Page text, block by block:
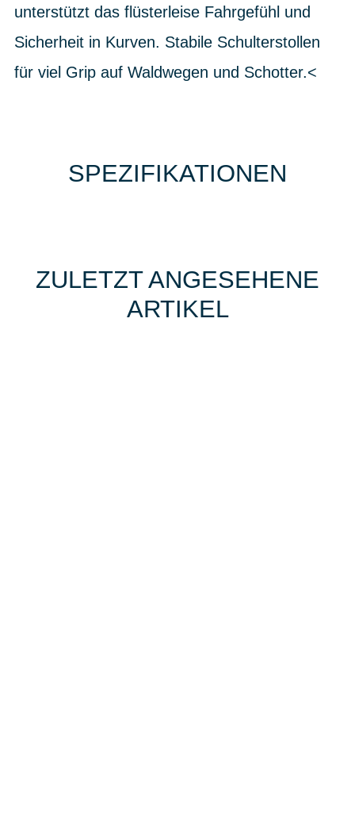
unterstützt das flüsterleise Fahrgefühl und
Sicherheit in Kurven. Stabile Schulterstollen
für viel Grip auf Waldwegen und Schotter.<
SPEZIFIKATIONEN
ZULETZT ANGESEHENE
ARTIKEL